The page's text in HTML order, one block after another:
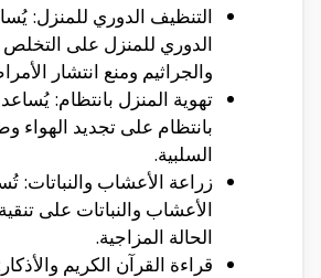
التنظيف الدوري للمنزل:
الدوري للمنزل على التخلص
والجراثيم ومنع انتشار
تهوية المنزل بانتظام:
بانتظام على تجديد الهواء
السلبية.
زراعة الأعشاب والنباتات:
الأعشاب والنباتات على
الحالة المزاجية.
قراءة القرآن الكريم